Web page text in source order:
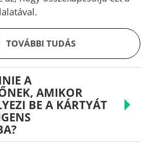
TOVÁBBI TUDÁS
A
AMIKOR
BE A KÁRTYÁT